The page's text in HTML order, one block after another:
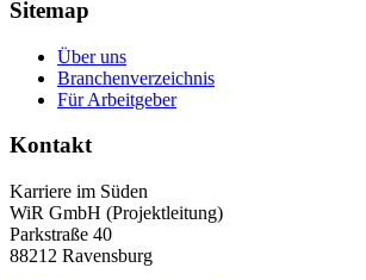
Sitemap
Über uns
Branchenverzeichnis
Für Arbeitgeber
Kontakt
Karriere im Süden
WiR GmbH (Projektleitung)
Parkstraße 40
88212 Ravensburg